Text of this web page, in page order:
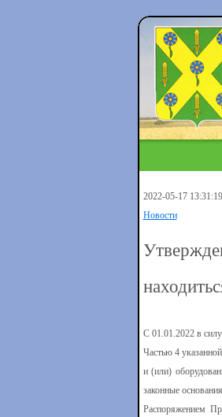
2022-05-17 13:31:19
Новости
С 01.01.2022 в
Частью 4
и (или)
законные
Распоряжением